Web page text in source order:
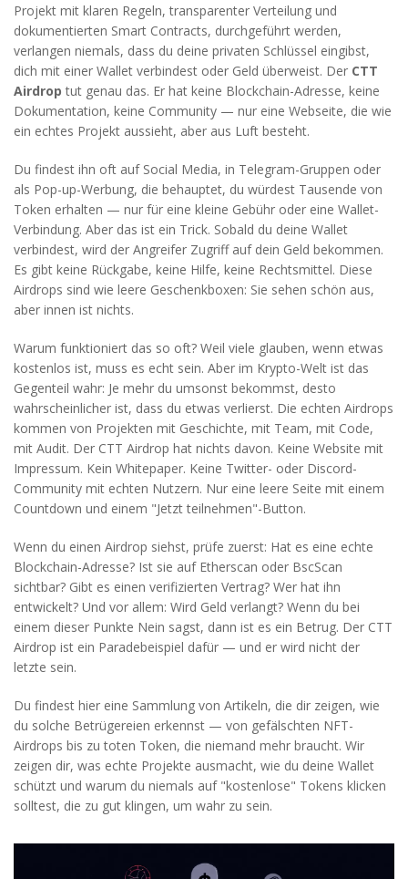
Projekt mit klaren Regeln, transparenter Verteilung und
dokumentierten Smart Contracts, durchgeführt werden,
verlangen niemals, dass du deine privaten Schlüssel eingibst,
dich mit einer Wallet verbindest oder Geld überweist. Der CTT
Airdrop tut genau das. Er hat keine Blockchain-Adresse, keine
Dokumentation, keine Community — nur eine Webseite, die wie
ein echtes Projekt aussieht, aber aus Luft besteht.
Du findest ihn oft auf Social Media, in Telegram-Gruppen oder
als Pop-up-Werbung, die behauptet, du würdest Tausende von
Token erhalten — nur für eine kleine Gebühr oder eine Wallet-
Verbindung. Aber das ist ein Trick. Sobald du deine Wallet
verbindest, wird der Angreifer Zugriff auf dein Geld bekommen.
Es gibt keine Rückgabe, keine Hilfe, keine Rechtsmittel. Diese
Airdrops sind wie leere Geschenkboxen: Sie sehen schön aus,
aber innen ist nichts.
Warum funktioniert das so oft? Weil viele glauben, wenn etwas
kostenlos ist, muss es echt sein. Aber im Krypto-Welt ist das
Gegenteil wahr: Je mehr du umsonst bekommst, desto
wahrscheinlicher ist, dass du etwas verlierst. Die echten Airdrops
kommen von Projekten mit Geschichte, mit Team, mit Code,
mit Audit. Der CTT Airdrop hat nichts davon. Keine Website mit
Impressum. Kein Whitepaper. Keine Twitter- oder Discord-
Community mit echten Nutzern. Nur eine leere Seite mit einem
Countdown und einem "Jetzt teilnehmen"-Button.
Wenn du einen Airdrop siehst, prüfe zuerst: Hat es eine echte
Blockchain-Adresse? Ist sie auf Etherscan oder BscScan
sichtbar? Gibt es einen verifizierten Vertrag? Wer hat ihn
entwickelt? Und vor allem: Wird Geld verlangt? Wenn du bei
einem dieser Punkte Nein sagst, dann ist es ein Betrug. Der CTT
Airdrop ist ein Paradebeispiel dafür — und er wird nicht der
letzte sein.
Du findest hier eine Sammlung von Artikeln, die dir zeigen, wie
du solche Betrügereien erkennst — von gefälschten NFT-
Airdrops bis zu toten Token, die niemand mehr braucht. Wir
zeigen dir, was echte Projekte ausmacht, wie du deine Wallet
schützt und warum du niemals auf "kostenlose" Tokens klicken
solltest, die zu gut klingen, um wahr zu sein.